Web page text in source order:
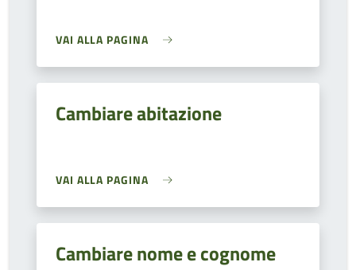
VAI ALLA PAGINA
Cambiare abitazione
VAI ALLA PAGINA
Cambiare nome e cognome